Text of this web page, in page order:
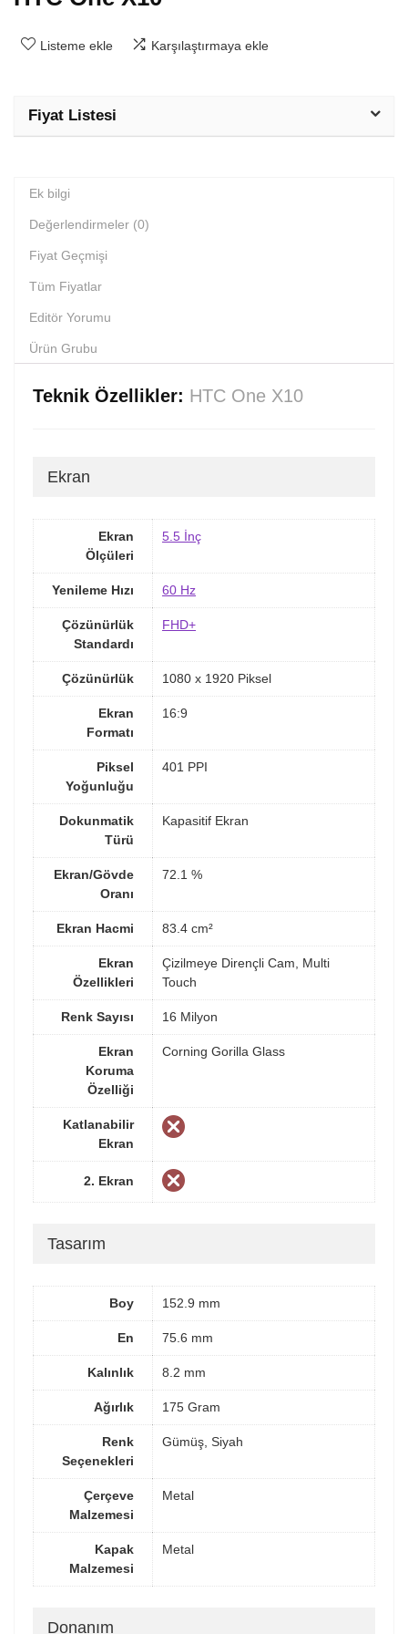
Listeme ekle Karşılaştırmaya ekle
Fiyat Listesi
Ek bilgi
Değerlendirmeler (0)
Fiyat Geçmişi
Tüm Fiyatlar
Editör Yorumu
Ürün Grubu
Teknik Özellikler: HTC One X10
Ekran
Ekran
Ölçüleri
5.5 İnç
Yenileme Hızı 60 Hz
Çözünürlük
Standardı
FHD+
Çözünürlük 1080 x 1920 Piksel
Ekran
Formatı
16:9
Piksel
Yoğunluğu
401 PPI
Dokunmatik
Türü
Kapasitif Ekran
Ekran/Gövde
Oranı
72.1 %
Ekran Hacmi 83.4 cm²
Ekran
Özellikleri
Çizilmeye Dirençli Cam, Multi
Touch
Renk Sayısı 16 Milyon
Ekran
Koruma
Özelliği
Corning Gorilla Glass
Katlanabilir
Ekran
2. Ekran
Tasarım
Boy 152.9 mm
En 75.6 mm
Kalınlık 8.2 mm
Ağırlık 175 Gram
Renk
Seçenekleri
Gümüş, Siyah
Çerçeve
Malzemesi
Metal
Kapak
Malzemesi
Metal
Donanım